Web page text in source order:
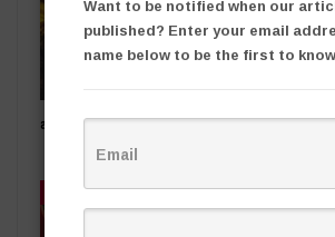
బంగారు సింగరేణి షార్జా
తాజా వార్తలు తాజా
Want to be notified when our
published? Enter your email
name below to be the first to